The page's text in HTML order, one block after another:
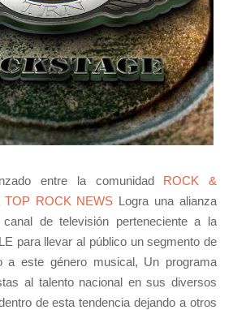
entre la comunidad ROCK &
TOP ROCK NEWS Logra una alianza
de televisión perteneciente a la
para llevar al público un segmento de
a este género musical, Un programa
al talento nacional en sus diversos
de esta tendencia dejando a otros